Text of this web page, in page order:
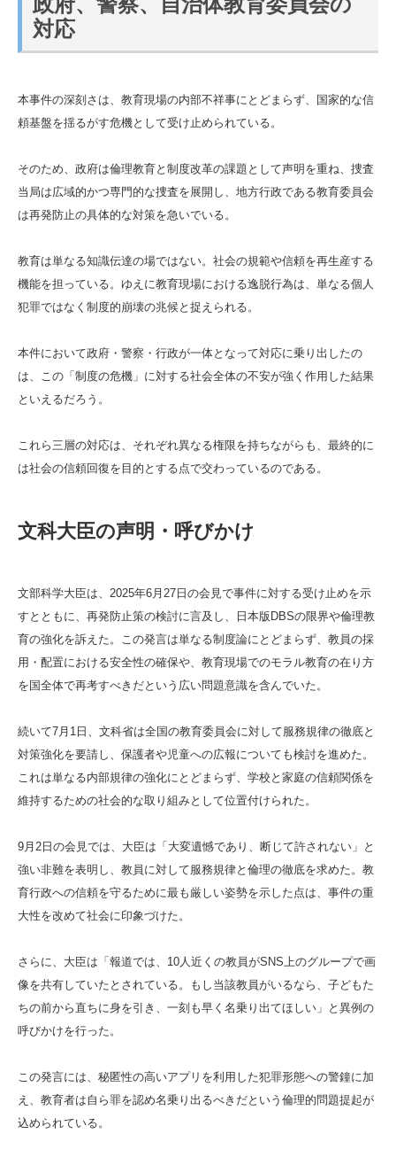
対応
本事件の深刻さは、教育現場の内部不祥事にとどまらず、国家的な信
頼基盤を揺るがす危機として受け止められている。
そのため、政府は倫理教育と制度改革の課題として声明を重ね、捜査
当局は広域的かつ専門的な捜査を展開し、地方行政である教育委員会
は再発防止の具体的な対策を急いでいる。
教育は単なる知識伝達の場ではない。社会の規範や信頼を再生産する
機能を担っている。ゆえに教育現場における逸脱行為は、単なる個人
犯罪ではなく制度的崩壊の兆候と捉えられる。
本件において政府・警察・行政が一体となって対応に乗り出したの
は、この「制度の危機」に対する社会全体の不安が強く作用した結果
といえるだろう。
これら三層の対応は、それぞれ異なる権限を持ちながらも、最終的に
は社会の信頼回復を目的とする点で交わっているのである。
文科大臣の声明・呼びかけ
文部科学大臣は、2025年6月27日の会見で事件に対する受け止めを示
すとともに、再発防止策の検討に言及し、日本版DBSの限界や倫理教
育の強化を訴えた。この発言は単なる制度論にとどまらず、教員の採
用・配置における安全性の確保や、教育現場でのモラル教育の在り方
を国全体で再考すべきだという広い問題意識を含んでいた。
続いて7月1日、文科省は全国の教育委員会に対して服務規律の徹底と
対策強化を要請し、保護者や児童への広報についても検討を進めた。
これは単なる内部規律の強化にとどまらず、学校と家庭の信頼関係を
維持するための社会的な取り組みとして位置付けられた。
9月2日の会見では、大臣は「大変遺憾であり、断じて許されない」と
強い非難を表明し、教員に対して服務規律と倫理の徹底を求めた。教
育行政への信頼を守るために最も厳しい姿勢を示した点は、事件の重
大性を改めて社会に印象づけた。
さらに、大臣は「報道では、10人近くの教員がSNS上のグループで画
像を共有していたとされている。もし当該教員がいるなら、子どもた
ちの前から直ちに身を引き、一刻も早く名乗り出てほしい」と異例の
呼びかけを行った。
この発言には、秘匿性の高いアプリを利用した犯罪形態への警鐘に加
え、教育者は自ら罪を認め名乗り出るべきだという倫理的問題提起が
込められている。